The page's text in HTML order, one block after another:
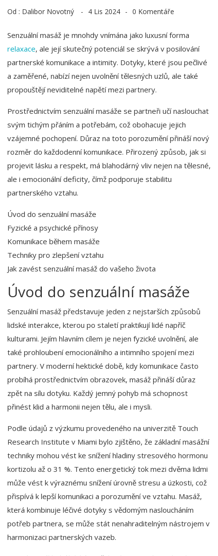
Od : Dalibor Novotný 4 Lis 2024 0 Komentáře
Senzuální masáž je mnohdy vnímána jako luxusní forma
relaxace, ale její skutečný potenciál se skrývá v posilování
partnerské komunikace a intimity. Dotyky, které jsou pečlivé
a zaměřené, nabízí nejen uvolnění tělesných uzlů, ale také
propouštějí neviditelné napětí mezi partnery.
Prostřednictvím senzuální masáže se partneři učí naslouchat
svým tichým přáním a potřebám, což obohacuje jejich
vzájemné pochopení. Důraz na toto porozumění přináší nový
rozměr do každodenní komunikace. Přirozený způsob, jak si
projevit lásku a respekt, má blahodárný vliv nejen na tělesné,
ale i emocionální deficity, čímž podporuje stabilitu
partnerského vztahu.
Úvod do senzuální masáže
Fyzické a psychické přínosy
Komunikace během masáže
Techniky pro zlepšení vztahu
Jak zavést senzuální masáž do vašeho života
Úvod do senzuální masáže
Senzuální masáž představuje jeden z nejstarších způsobů
lidské interakce, kterou po staletí praktikují lidé napříč
kulturami. Jejím hlavním cílem je nejen fyzické uvolnění, ale
také prohloubení emocionálního a intimního spojení mezi
partnery. V moderní hektické době, kdy komunikace často
probíhá prostřednictvím obrazovek, masáž přináší důraz
zpět na sílu dotyku. Každý jemný pohyb má schopnost
přinést klid a harmonii nejen tělu, ale i mysli.
Podle údajů z výzkumu provedeného na univerzitě Touch
Research Institute v Miami bylo zjištěno, že základní masážní
techniky mohou vést ke snížení hladiny stresového hormonu
kortizolu až o 31 %. Tento energetický tok mezi dvěma lidmi
může vést k výraznému snížení úrovně stresu a úzkosti, což
přispívá k lepší komunikaci a porozumění ve vztahu. Masáž,
která kombinuje léčivé dotyky s vědomým nasloucháním
potřeb partnera, se může stát nenahraditelným nástrojem v
harmonizaci partnerských vazeb.